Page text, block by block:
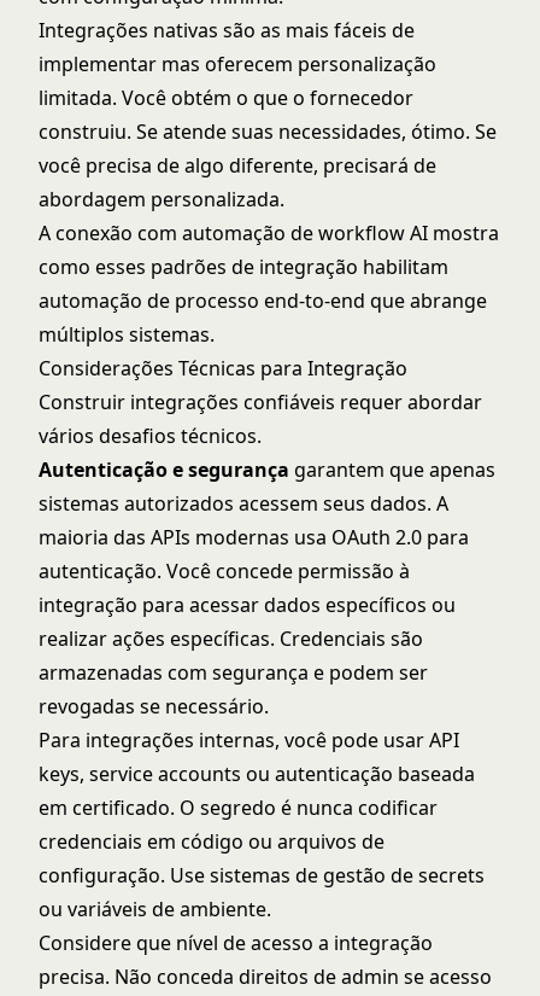
Integrações nativas são as mais fáceis de
implementar mas oferecem personalização
limitada. Você obtém o que o fornecedor
construiu. Se atende suas necessidades, ótimo. Se
você precisa de algo diferente, precisará de
abordagem personalizada.
A conexão com automação de workflow AI mostra
como esses padrões de integração habilitam
automação de processo end-to-end que abrange
múltiplos sistemas.
Considerações Técnicas para Integração
Construir integrações confiáveis requer abordar
vários desafios técnicos.
Autenticação e segurança garantem que apenas
sistemas autorizados acessem seus dados. A
maioria das APIs modernas usa OAuth 2.0 para
autenticação. Você concede permissão à
integração para acessar dados específicos ou
realizar ações específicas. Credenciais são
armazenadas com segurança e podem ser
revogadas se necessário.
Para integrações internas, você pode usar API
keys, service accounts ou autenticação baseada
em certificado. O segredo é nunca codificar
credenciais em código ou arquivos de
configuração. Use sistemas de gestão de secrets
ou variáveis de ambiente.
Considere que nível de acesso a integração
precisa. Não conceda direitos de admin se acesso